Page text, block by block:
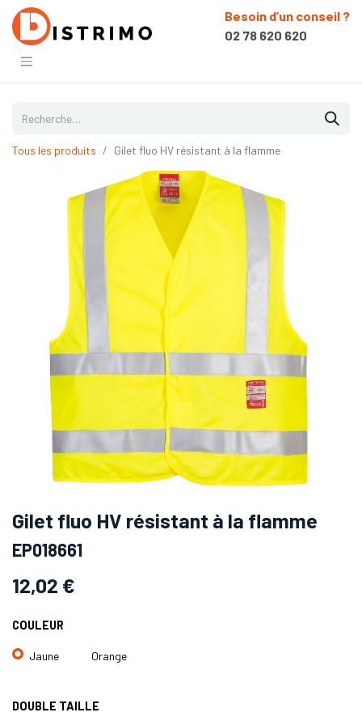
Besoin d’un conseil ?
02 78 620 620
Tous les produits Gilet fluo HV résistant à la flamme
Gilet fluo HV résistant à la flamme
EP018661
12,02 €
COULEUR
Jaune Orange
DOUBLE TAILLE